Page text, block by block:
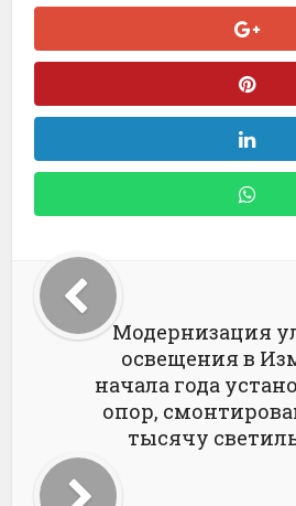
Модернизация
освещения в
начала года
опор,
тысячу